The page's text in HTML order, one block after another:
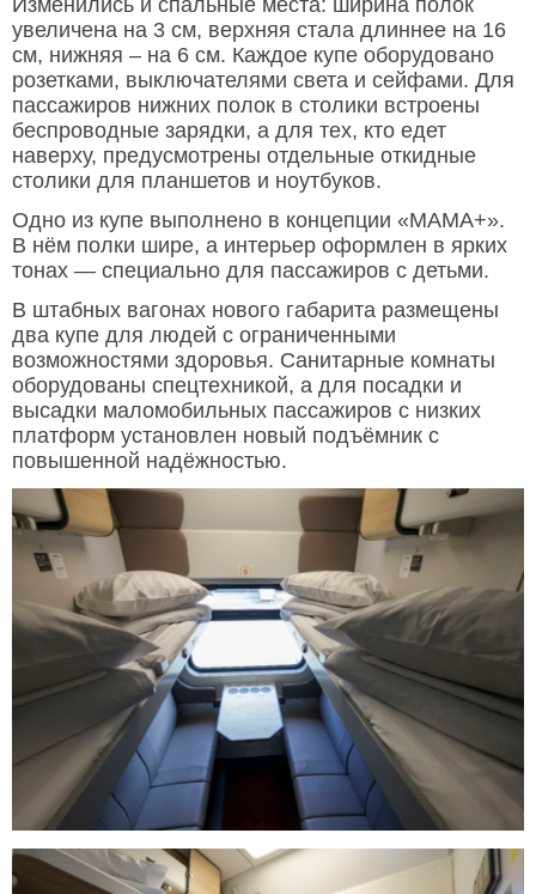
Изменились и спальные места: ширина полок
увеличена на 3 см, верхняя стала длиннее на 16
см, нижняя – на 6 см. Каждое купе оборудовано
розетками, выключателями света и сейфами. Для
пассажиров нижних полок в столики встроены
беспроводные зарядки, а для тех, кто едет
наверху, предусмотрены отдельные откидные
столики для планшетов и ноутбуков.
Одно из купе выполнено в концепции «МАМА+».
В нём полки шире, а интерьер оформлен в ярких
тонах — специально для пассажиров с детьми.
В штабных вагонах нового габарита размещены
два купе для людей с ограниченными
возможностями здоровья. Санитарные комнаты
оборудованы спецтехникой, а для посадки и
высадки маломобильных пассажиров с низких
платформ установлен новый подъёмник с
повышенной надёжностью.